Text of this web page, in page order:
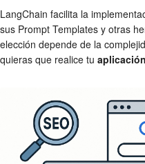
LangChain facilita la
sus Prompt Templates y otras
elección depende de la
quieras que realice tu